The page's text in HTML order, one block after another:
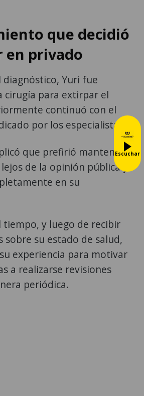
que decidió
en privado
diagnóstico, Yuri fue
cirugía para extirpar el
continuó con el
por los especialistas.
que prefirió mantener
de la opinión pública y
en su
tiempo, y luego de recibir
sobre su estado de salud,
experiencia para motivar
a realizarse revisiones
periódica.
Escuchar